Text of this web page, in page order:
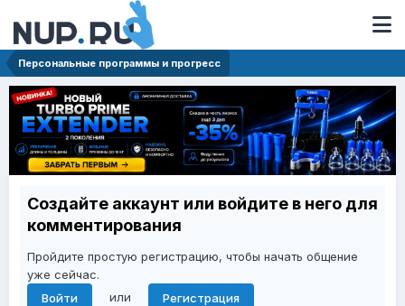
Персональные программы и прогресс
Создайте аккаунт или войдите в него для
комментирования
Пройдите простую регистрацию, чтобы начать общение
уже сейчас.
Войти
или Регистрация